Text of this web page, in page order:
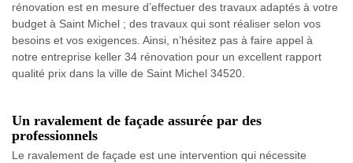
rénovation est en mesure d’effectuer des travaux adaptés à votre
budget à Saint Michel ; des travaux qui sont réaliser selon vos
besoins et vos exigences. Ainsi, n’hésitez pas à faire appel à
notre entreprise keller 34 rénovation pour un excellent rapport
qualité prix dans la ville de Saint Michel 34520.
Un ravalement de façade assurée par des
professionnels
Le ravalement de façade est une intervention qui nécessite